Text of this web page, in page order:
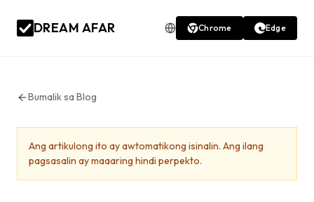
DREAM AFAR Chrome Edge
Bumalik sa Blog
Ang artikulong ito ay awtomatikong isinalin. Ang ilang
pagsasalin ay maaaring hindi perpekto.